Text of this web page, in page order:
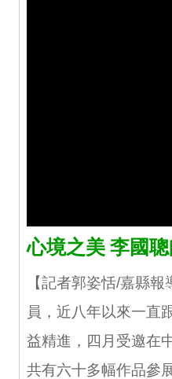
心境之美 李國
【記者郭姿恬/嘉縣
員，近八年以來一直
益精進，四月受邀在
共有六十多幅作品參